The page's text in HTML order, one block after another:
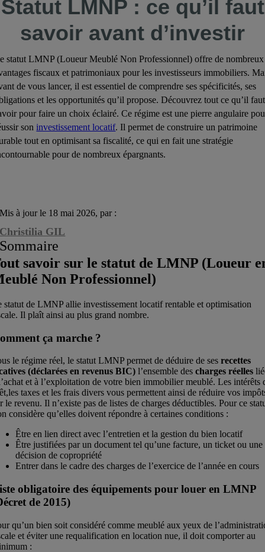
Statut LMNP : ce qu’il faut
savoir avant d’investir
statut LMNP (Loueur Meublé Non Professionnel) offre de nombreux
fiscaux et patrimoniaux pour les investisseurs immobiliers.
de vous lancer, il est essentiel de comprendre ses spécificités, ses
et les opportunités qu’il propose. Découvrez tout ce qu’il faut
pour faire un choix éclairé. Ce régime est une pierre angulaire
son investissement locatif. Il permet de construire un patrimoine
tout en optimisant sa fiscalité, ce qui en fait une stratégie
pour de nombreux épargnants.
Mis à jour le 18 mai 2026, par :
Christilia GIL
Sommaire
savoir sur le statut de LMNP (Loueur
Non Professionnel)
statut de LMNP allie investissement locatif rentable et optimisation
Il plaît ainsi au plus grand nombre.
ça marche ?
le régime réel, le statut LMNP permet de déduire de sesrecettes
(déclarées en revenus BIC) l’ensemble descharges réelles
et à l’exploitation de votre bien immobilier meublé. Les intérêts
taxes et les frais divers vous permettent ainsi de réduire vos
le revenu. Il n’existe pas de listes de charges déductibles. Pour ce
considère qu’elles doivent répondre à certaines conditions :
Être en lien direct avec l’entretien et la gestion du bien locatif
Être justifiées par un document tel qu’une facture, un ticket ou une
décision de copropriété
Entrer dans le cadre des charges de l’exercice de l’année en cours
obligatoire des équipements pour louer en LMNP
de 2015)
qu’un bien soit considéré comme meublé aux yeux de
et éviter une requalification en location nue, il doit comporter au
: